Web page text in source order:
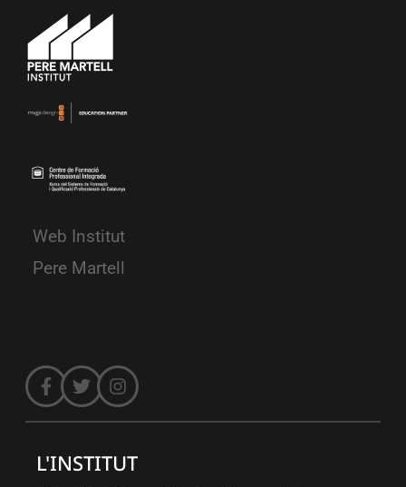
Web Institut
Pere Martell
L'INSTITUT